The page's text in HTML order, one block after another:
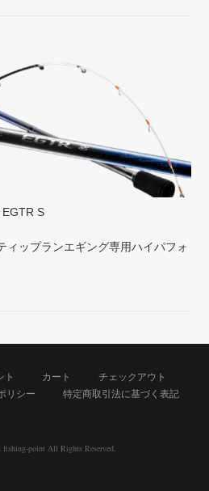
EGTR S
ィップランエギング専用ハイパフォ
ト カート
チェックアウト
リシー 特定商取引法に基づく表記
point All Rights Reserved.